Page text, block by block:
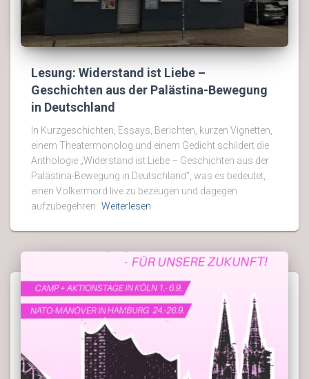
Lesung: Widerstand ist Liebe –
Geschichten aus der Palästina-Bewegung
in Deutschland
In Kurzgeschichten, Essays, Berichten, kurzen Vignetten,
einem Theatermonolog und einem Gedicht schildert die
Anthologie „Widerstand ist Liebe – Geschichten aus der
Palästina-Bewegung in Deutschland“, was es bedeutet,
einen Völkermord live zu bezeugen und dagegen
aufzubegehren. Weiterlesen